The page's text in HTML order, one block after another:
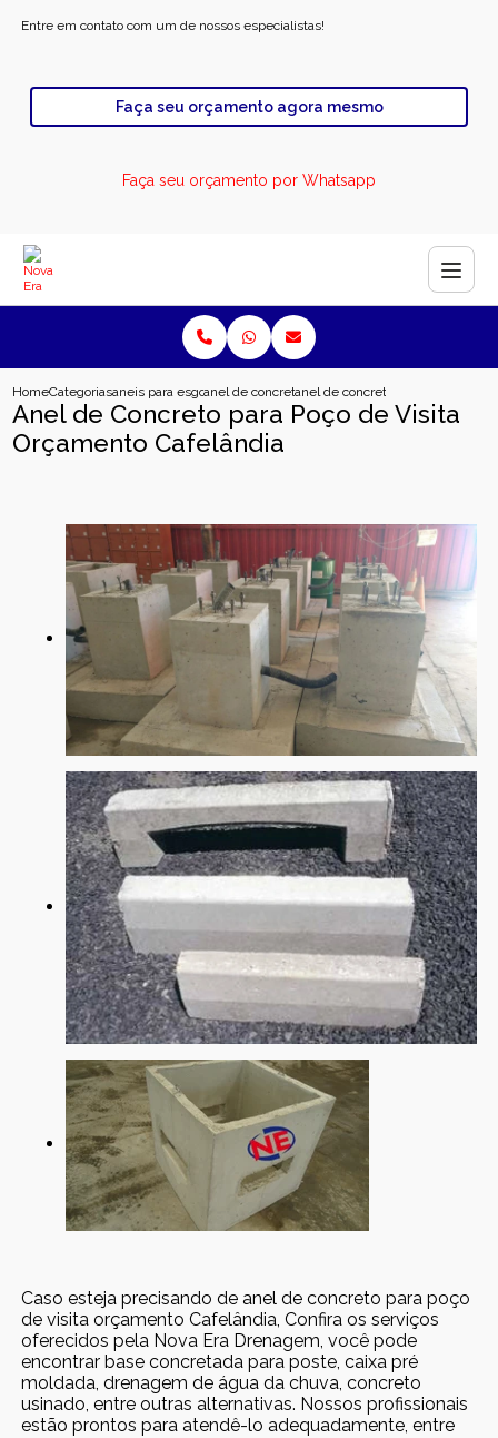
Entre em contato com um de nossos especialistas!
Faça seu orçamento agora mesmo
Faça seu orçamento por Whatsapp
HomeCategoriasaneis para esgotoanel de concreto para esgotoanel de concreto para poco de
Anel de Concreto para Poço de Visita
Orçamento Cafelândia
Caso esteja precisando de anel de concreto para poço
de visita orçamento Cafelândia, Confira os serviços
oferecidos pela Nova Era Drenagem, você pode
encontrar base concretada para poste, caixa pré
moldada, drenagem de água da chuva, concreto
usinado, entre outras alternativas. Nossos profissionais
estão prontos para atendê-lo adequadamente, entre